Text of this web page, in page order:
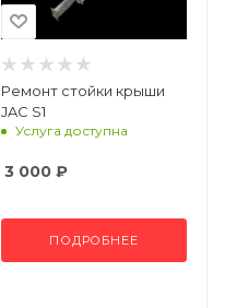
Ремонт стойки крыши
JAC S1
Услуга доступна
3 000₽
ПОДРОБНЕЕ